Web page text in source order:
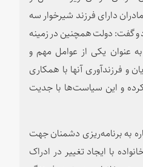
دارای فرزند شیرخوار سه
و گفت: دولت همچنین در زمینه
عنوان یکی از عوامل مهم و
و فرزندآوری آنها با همکاری
و این سیاست‌ها با جدیت
به برنامه‌ریزی دشمنان جهت
با ایجاد تغییر در ادراک